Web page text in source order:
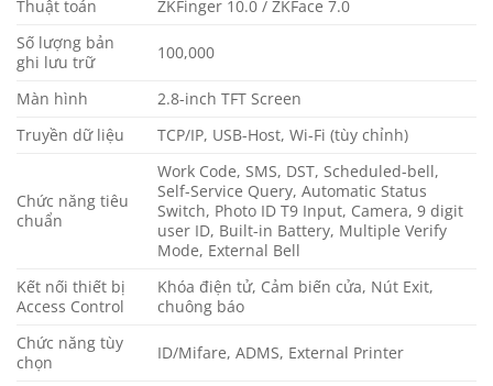
Thuật toán
ZKFinger 10.0 / ZKFace 7.0
Số lượng bản
ghi lưu trữ
100,000
Màn hình
2.8-inch TFT Screen
Truyền dữ liệu
TCP/IP, USB-Host, Wi-Fi (tùy chỉnh)
Chức năng tiêu
chuẩn
Work Code, SMS, DST, Scheduled-bell,
Self-Service Query, Automatic Status
Switch, Photo ID T9 Input, Camera, 9 digit
user ID, Built-in Battery, Multiple Verify
Mode, External Bell
Kết nối thiết bị
Access Control
Khóa điện tử, Cảm biến cửa, Nút Exit,
chuông báo
Chức năng tùy
chọn
ID/Mifare, ADMS, External Printer